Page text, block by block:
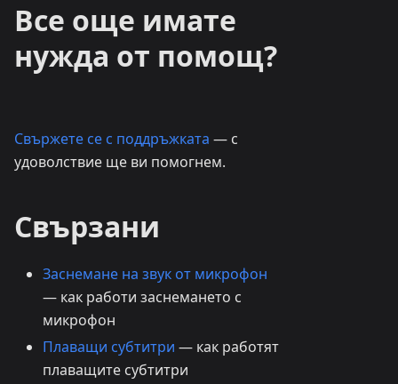
Все още имате
нужда от помощ?
Свържете се с поддръжката — с
удоволствие ще ви помогнем.
Свързани
Заснемане на звук от микрофон
— как работи заснемането с
микрофон
Плаващи субтитри — как работят
плаващите субтитри